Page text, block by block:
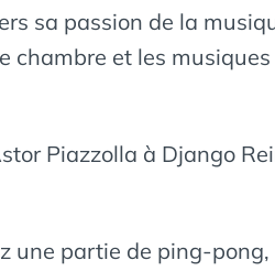
sa passion de la
et les musiques
Piazzolla à Django
une partie de ping-pong,